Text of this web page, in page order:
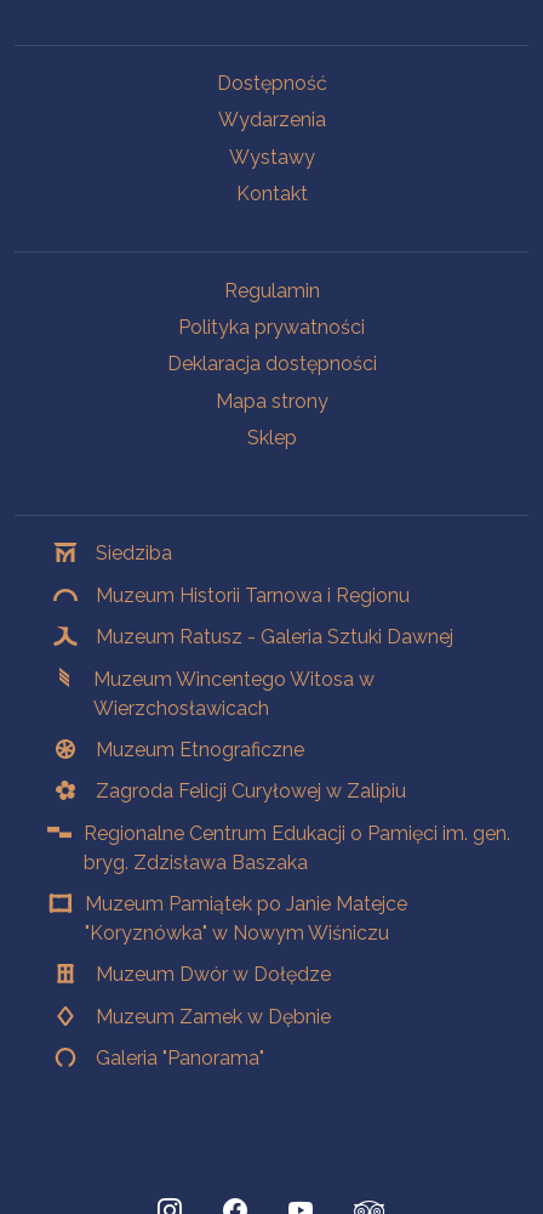
Dostępność
Wydarzenia
Wystawy
Kontakt
Regulamin
Polityka prywatności
Deklaracja dostępności
Mapa strony
Sklep
Siedziba
Muzeum Historii Tarnowa i Regionu
Muzeum Ratusz - Galeria Sztuki Dawnej
Muzeum Wincentego Witosa w
Wierzchosławicach
Muzeum Etnograficzne
Zagroda Felicji Curyłowej w Zalipiu
Regionalne Centrum Edukacji o Pamięci im. gen.
bryg. Zdzisława Baszaka
Muzeum Pamiątek po Janie Matejce
"Koryznówka" w Nowym Wiśniczu
Muzeum Dwór w Dołędze
Muzeum Zamek w Dębnie
Galeria "Panorama"